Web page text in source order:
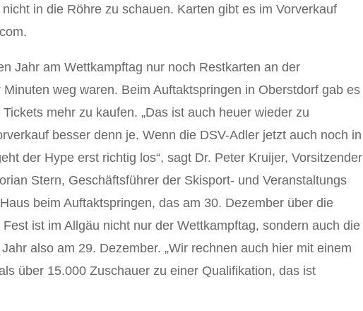
in die Röhre zu schauen. Karten gibt es im Vorverkauf
Jahr am Wettkampftag nur noch Restkarten an der
weg waren. Beim Auftaktspringen in Oberstdorf gab es
mehr zu kaufen. „Das ist auch heuer wieder zu
besser denn je. Wenn die DSV-Adler jetzt auch noch in
der Hype erst richtig los“, sagt Dr. Peter Kruijer, Vorsitzender
Stern, Geschäftsführer der Skisport- und Veranstaltungs
beim Auftaktspringen, das am 30. Dezember über die
ist im Allgäu nicht nur der Wettkampftag, sondern auch die
also am 29. Dezember. „Wir rechnen auch hier mit einem
über 15.000 Zuschauer zu einer Qualifikation, das ist